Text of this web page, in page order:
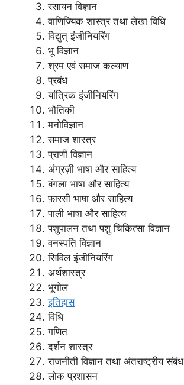
रसायन विज्ञान
वाणिज्यिक शास्त्र तथा लेखा विधि
विद्युत् इंजीनियरिंग
भू विज्ञान
श्रम एवं समाज कल्याण
प्रबंध
यांत्रिक इंजीनियरिंग
भौतिकी
मनोविज्ञान
समाज शास्त्र
प्राणी विज्ञान
अंग्रज़ी भाषा और साहित्य
बंगला भाषा और साहित्य
फ़ारसी भाषा और साहित्य
पाली भाषा और साहित्य
पशुपालन तथा पशु चिकित्सा विज्ञान
वनस्पति विज्ञान
सिविल इंजीनियरिंग
अर्थशास्त्र
भूगोल
इतिहास
विधि
गणित
दर्शन शास्त्र
राजनीती विज्ञान तथा अंतराष्ट्रीय संबंध
लोक प्रशासन